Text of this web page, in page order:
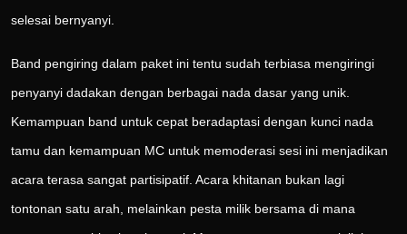
selesai bernyanyi.
Band pengiring dalam paket ini tentu sudah terbiasa mengiringi
penyanyi dadakan dengan berbagai nada dasar yang unik.
Kemampuan band untuk cepat beradaptasi dengan kunci nada
tamu dan kemampuan MC untuk memoderasi sesi ini menjadikan
acara terasa sangat partisipatif. Acara khitanan bukan lagi
tontonan satu arah, melainkan pesta milik bersama di mana